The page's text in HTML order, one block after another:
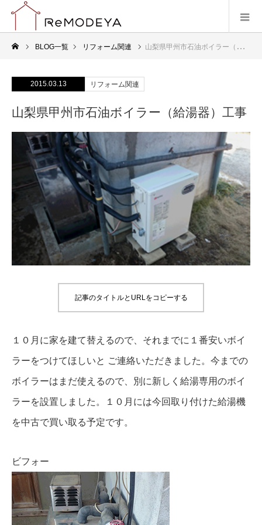
BLOG一覧 リフォーム関連 山梨県甲州市石油ボイラー（給湯器）工事
2015.03.13 リフォーム関連
山梨県甲州市石油ボイラー（給湯器）工事
記事のタイトルとURLをコピーする
１０月に家を建て替えるので、それまでに１番安いボイ
ラーをつけてほしいと ご連絡いただきました。今までの
ボイラーはまだ使えるので、別に新しく給湯専用のボイ
ラーを設置しました。１０月には今回取り付けた給湯機
を中古で買い取る予定です。
ビフォー